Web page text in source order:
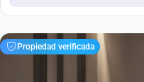
Propiedad verificada